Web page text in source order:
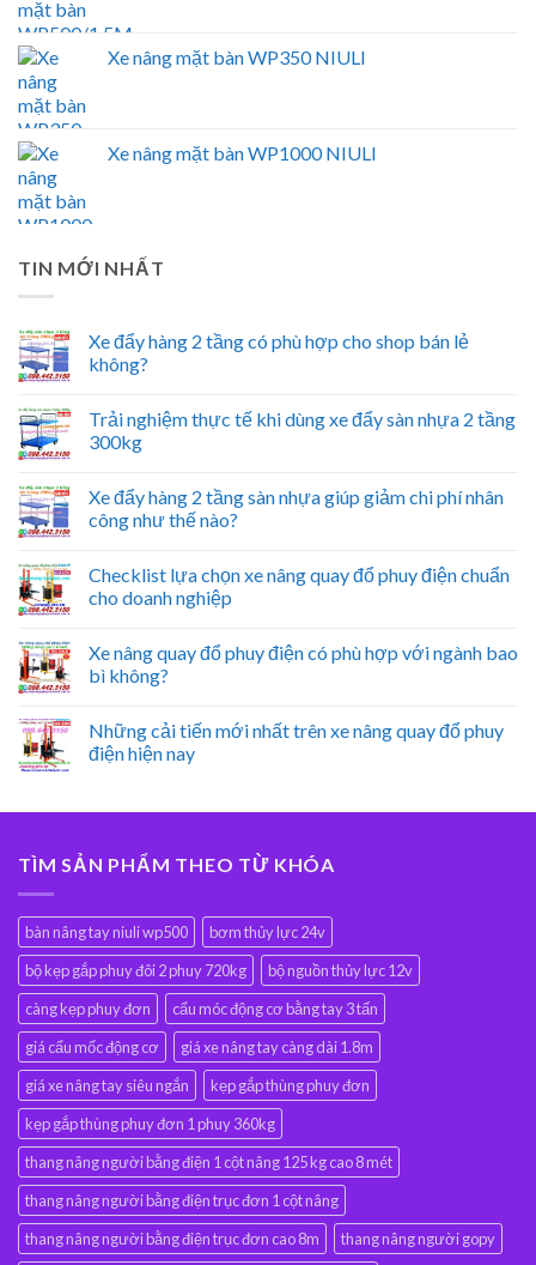
Xe nâng mặt bàn WP350 NIULI
Xe nâng mặt bàn WP1000 NIULI
TIN MỚI NHẤT
Xe đẩy hàng 2 tầng có phù hợp cho shop bán lẻ
không?
Trải nghiệm thực tế khi dùng xe đẩy sàn nhựa 2 tầng
300kg
Xe đẩy hàng 2 tầng sàn nhựa giúp giảm chi phí nhân
công như thế nào?
Checklist lựa chọn xe nâng quay đổ phuy điện chuẩn
cho doanh nghiệp
Xe nâng quay đổ phuy điện có phù hợp với ngành bao
bì không?
Những cải tiến mới nhất trên xe nâng quay đổ phuy
điện hiện nay
TÌM SẢN PHẨM THEO TỪ KHÓA
bàn nâng tay niuli wp500
bơm thủy lực 24v
bộ kẹp gắp phuy đôi 2 phuy 720kg
bộ nguồn thủy lực 12v
càng kẹp phuy đơn
cẩu móc động cơ bằng tay 3 tấn
giá cẩu mốc động cơ
giá xe nâng tay càng dài 1.8m
giá xe nâng tay siêu ngắn
kẹp gắp thùng phuy đơn
kẹp gắp thùng phuy đơn 1 phuy 360kg
thang nâng người bằng điện 1 cột nâng 125 kg cao 8 mét
thang nâng người bằng điện trục đơn 1 cột nâng
thang nâng người bằng điện trục đơn cao 8m
thang nâng người gopy